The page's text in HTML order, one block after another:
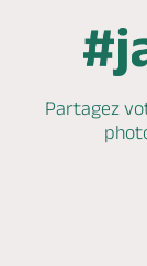
Partagez